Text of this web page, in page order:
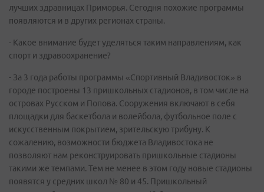
лучших здравницах Приморья. Сегодня похожие программы
появляются и в других регионах страны.
- Какое внимание будет уделяться таким направлениям, как
спорт и здравоохранение?
- За 3 года работы программы «Спортивный Владивосток» в
городе построены 13 пришкольных стадионов, в том числе на
островах Русском и Попова. Сооружения включают в себя
площадки для баскетбола и волейбола, футбольное поле с
искусственным покрытием, зрительскую трибуну. К
сожалению, возможности бюджета Владивостока не
позволяют нам реконструировать пришкольные стадионы
такими же темпами. Тем не менее в этом году новые стадионы
появятся у средних школ № 80 и 45. Пришкольный